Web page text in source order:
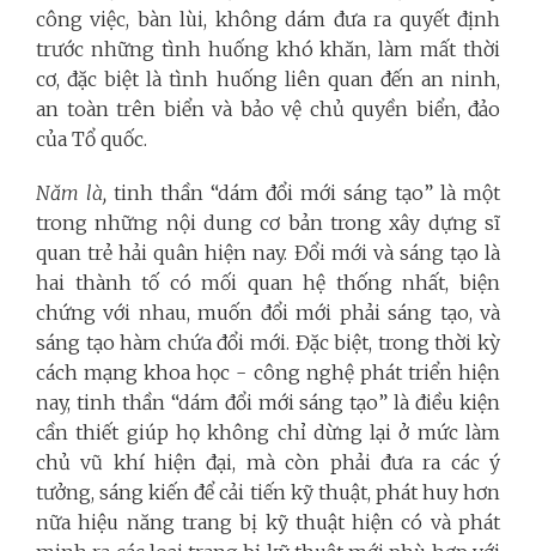
công việc, bàn lùi, không dám đưa ra quyết định
trước những tình huống khó khăn, làm mất thời
cơ, đặc biệt là tình huống liên quan đến an ninh,
an toàn trên biển và bảo vệ chủ quyền biển, đảo
của Tổ quốc.
Năm là, tinh thần “dám đổi mới sáng tạo” là một
trong những nội dung cơ bản trong xây dựng sĩ
quan trẻ hải quân hiện nay. Đổi mới và sáng tạo là
hai thành tố có mối quan hệ thống nhất, biện
chứng với nhau, muốn đổi mới phải sáng tạo, và
sáng tạo hàm chứa đổi mới. Đặc biệt, trong thời kỳ
cách mạng khoa học - công nghệ phát triển hiện
nay, tinh thần “dám đổi mới sáng tạo” là điều kiện
cần thiết giúp họ không chỉ dừng lại ở mức làm
chủ vũ khí hiện đại, mà còn phải đưa ra các ý
tưởng, sáng kiến để cải tiến kỹ thuật, phát huy hơn
nữa hiệu năng trang bị kỹ thuật hiện có và phát